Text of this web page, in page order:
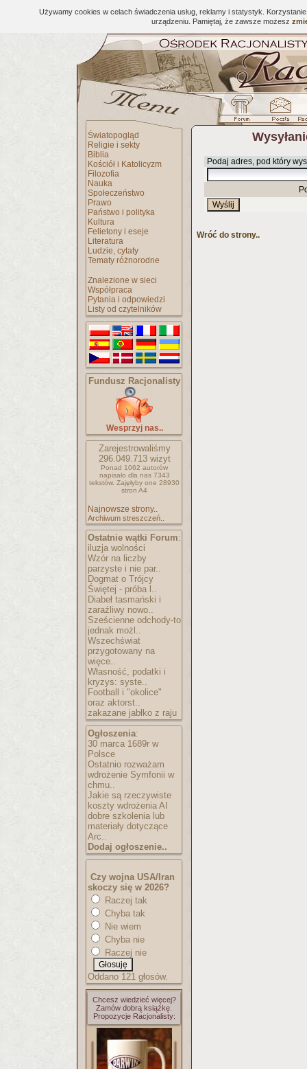
Używamy cookies w celach świadczenia usług, reklamy i statystyk.
urządzeniu. Pamiętaj, że zawsze możesz
Światopogląd
Religie i sekty
Biblia
Kościół i Katolicyzm
Filozofia
Nauka
Społeczeństwo
Prawo
Państwo i polityka
Kultura
Felietony i eseje
Literatura
Ludzie, cytaty
Tematy różnorodne
Znalezione w sieci
Współpraca
Pytania i odpowiedzi
Listy od czytelników
Fundusz Racjonalisty
Wesprzyj nas..
Zarejestrowaliśmy
296.049.713wizyt
Ponad 1062 autorów
napisało dla nas 7343
tekstów. Zajęłyby one 28930
stron A4
Najnowsze strony..
Archiwum streszczeń..
Ostatnie wątki Forum:
iluzja wolności
Wzór na liczby
parzyste i nie par..
Dogmat o Trójcy
Świętej - próba l..
Diabeł tasmański i
zaraźliwy nowo..
Sześcienne odchody-to
jednak możl..
Wszechświat
przygotowany na
więce..
Własność, podatki i
kryzys: syste..
Football i "okolice"
oraz aktorst..
zakazane jabłko z raju
Ogłoszenia:
30 marca 1689r w
Polsce
Ostatnio rozważam
wdrożenie Symfonii w
chmu..
Jakie są rzeczywiste
koszty wdrożenia AI
dobre szkolenia lub
materiały dotyczące
Arc..
Dodaj ogłoszenie..
Czy wojna USA/Iran
skoczy się w 2026?
Raczej tak
Chyba tak
Nie wiem
Chyba nie
Raczej nie
Oddano 121 głosów.
Chcesz wiedzieć więcej?
Zamów dobrą książkę.
Propozycje Racjonalisty:
Podaj adres, pod który
Wróć do strony..